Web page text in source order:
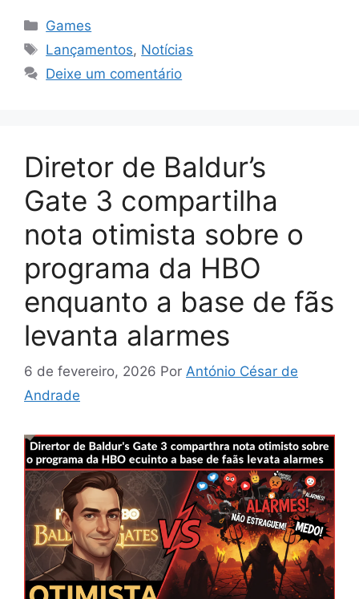
Categorias
Games
Tags
Lançamentos, Notícias
Deixe um comentário
Diretor de Baldur’s
Gate 3 compartilha
nota otimista sobre o
programa da HBO
enquanto a base de fãs
levanta alarmes
6 de fevereiro, 2026 Por António César de
Andrade